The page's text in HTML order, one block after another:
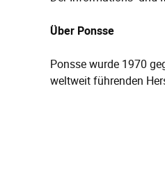
Über Ponsse
Ponsse wurde 1970
weltweit führenden